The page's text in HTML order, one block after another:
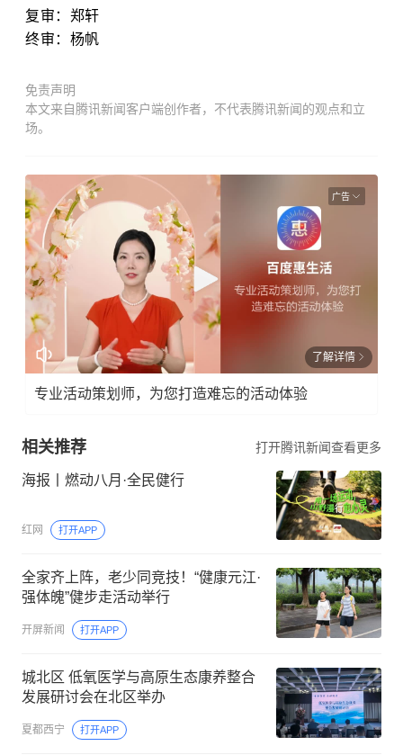
复审： 郑轩
终审：杨帆
免责声明
本文来自腾讯新闻客户端创作者，不代表腾讯新闻的观点和立
场。
广告
了解详情
专业活动策划师，为您打造难忘的活动体验
相关推荐 打开腾讯新闻查看更多
海报丨燃动八月·全民健行
红网 打开APP
全家齐上阵，老少同竞技！“健康元江·
强体魄”健步走活动举行
开屏新闻 打开APP
城北区 低氧医学与高原生态康养整合
发展研讨会在北区举办
夏都西宁 打开APP